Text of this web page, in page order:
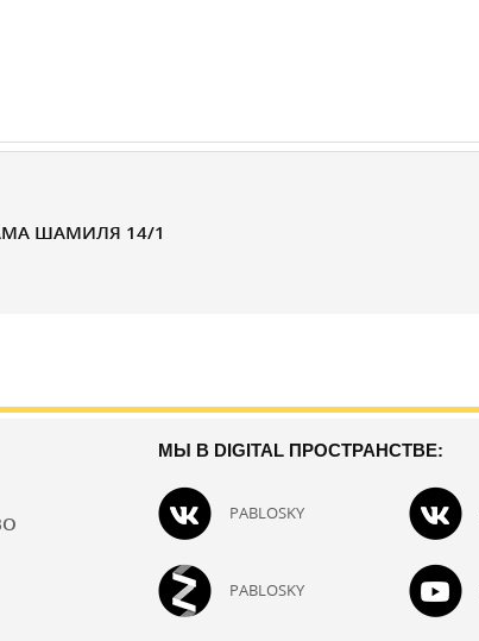
ШАМИЛЯ 14/1
МЫ В DIGITAL ПРОСТРАНСТВЕ:
PABLOSKY
PABLOSKY